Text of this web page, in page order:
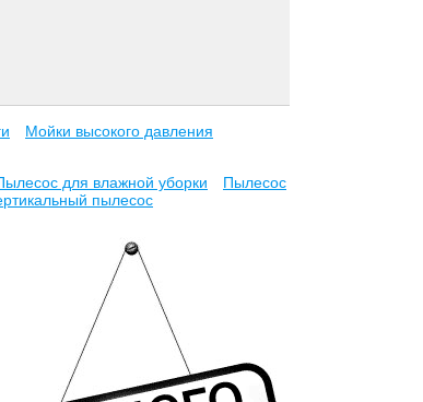
Мойки высокого давления
для влажной уборки
Пылесос
пылесос